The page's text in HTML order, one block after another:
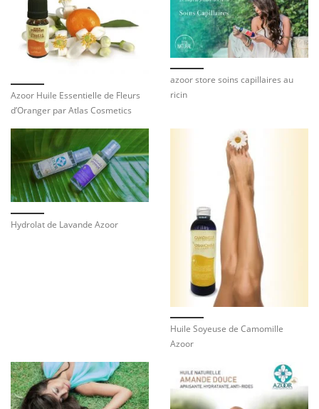
Azoor Huile Essentielle de Fleurs
d’Oranger par Atlas Cosmetics
azoor store soins capillaires au
ricin
Hydrolat de Lavande Azoor
Huile Soyeuse de Camomille
Azoor